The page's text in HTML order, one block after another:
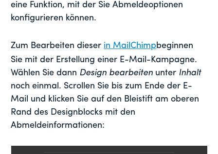
eine Funktion, mit der Sie Abmeldeoptionen
konfigurieren können.
Zum Bearbeiten dieser in MailChimpbeginnen
Sie mit der Erstellung einer E-Mail-Kampagne.
Wählen Sie dann Design bearbeiten unter Inhalt
noch einmal. Scrollen Sie bis zum Ende der E-
Mail und klicken Sie auf den Bleistift am oberen
Rand des Designblocks mit den
Abmeldeinformationen: